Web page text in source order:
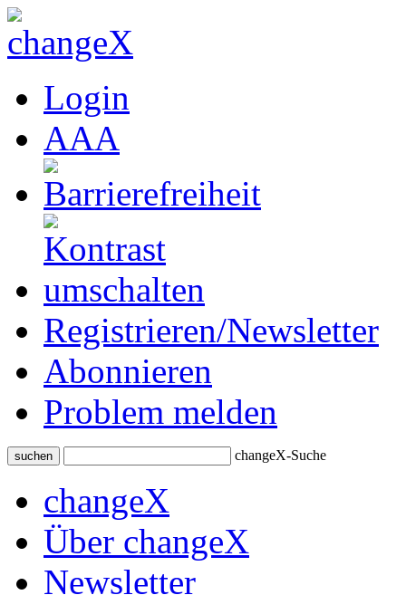
Login
AAA
Registrieren/Newsletter
Abonnieren
Problem melden
suchen changeX-Suche
changeX
Über changeX
Newsletter